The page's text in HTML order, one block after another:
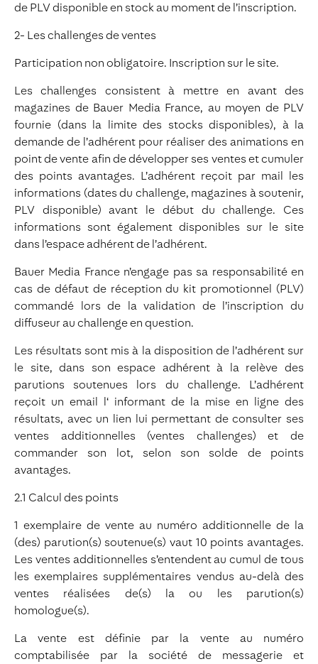
de PLV disponible en stock au moment de l’inscription.
2- Les challenges de ventes
Participation non obligatoire. Inscription sur le site.
Les challenges consistent à mettre en avant des
magazines de Bauer Media France, au moyen de PLV
fournie (dans la limite des stocks disponibles), à la
demande de l’adhérent pour réaliser des animations en
point de vente afin de développer ses ventes et cumuler
des points avantages. L’adhérent reçoit par mail les
informations (dates du challenge, magazines à soutenir,
PLV disponible) avant le début du challenge. Ces
informations sont également disponibles sur le site
dans l’espace adhérent de l’adhérent.
Bauer Media France n’engage pas sa responsabilité en
cas de défaut de réception du kit promotionnel (PLV)
commandé lors de la validation de l’inscription du
diffuseur au challenge en question.
Les résultats sont mis à la disposition de l’adhérent sur
le site, dans son espace adhérent à la relève des
parutions soutenues lors du challenge. L’adhérent
reçoit un email l‘ informant de la mise en ligne des
résultats, avec un lien lui permettant de consulter ses
ventes additionnelles (ventes challenges) et de
commander son lot, selon son solde de points
avantages.
2.1 Calcul des points
1 exemplaire de vente au numéro additionnelle de la
(des) parution(s) soutenue(s) vaut 10 points avantages.
Les ventes additionnelles s’entendent au cumul de tous
les exemplaires supplémentaires vendus au-delà des
ventes réalisées de(s) la ou les parution(s)
homologue(s).
La vente est définie par la vente au numéro
comptabilisée par la société de messagerie et